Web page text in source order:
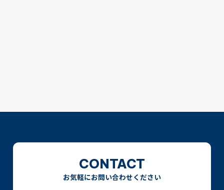
CONTACT
お気軽にお問い合わせください